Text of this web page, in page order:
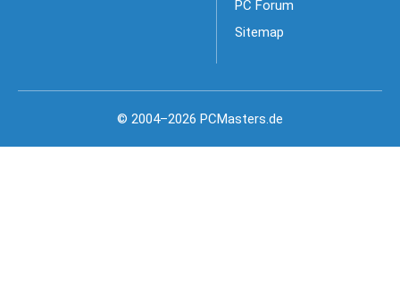
PC Forum
Sitemap
© 2004–2026 PCMasters.de